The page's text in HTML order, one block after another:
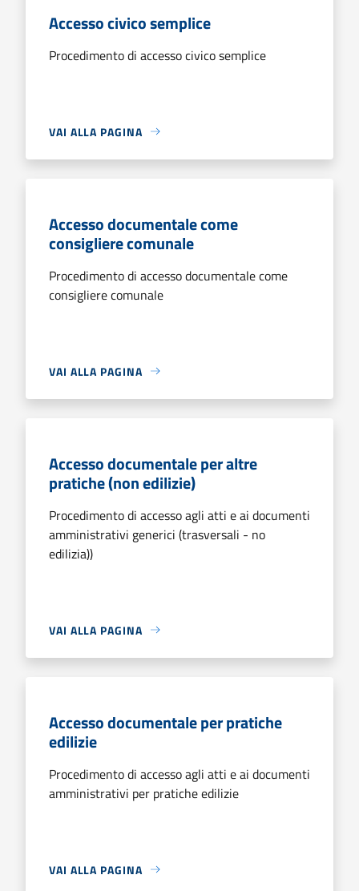
Accesso civico semplice
Procedimento di accesso civico semplice
VAI ALLA PAGINA
Accesso documentale come
consigliere comunale
Procedimento di accesso documentale come
consigliere comunale
VAI ALLA PAGINA
Accesso documentale per altre
pratiche (non edilizie)
Procedimento di accesso agli atti e ai documenti
amministrativi generici (trasversali - no
edilizia))
VAI ALLA PAGINA
Accesso documentale per pratiche
edilizie
Procedimento di accesso agli atti e ai documenti
amministrativi per pratiche edilizie
VAI ALLA PAGINA